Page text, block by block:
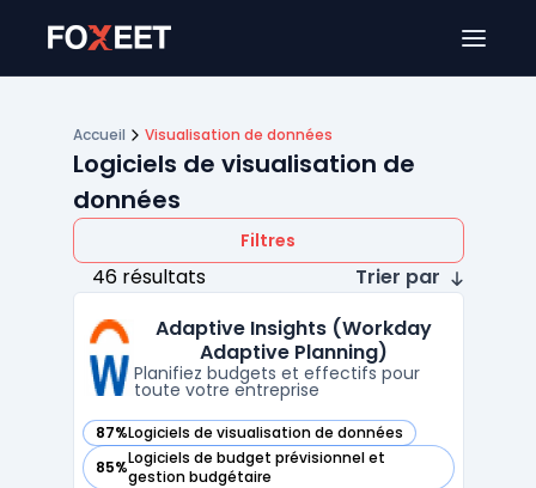
Accueil Visualisation de données
Logiciels de visualisation de
données
Filtres
46 résultats
Trier par
Adaptive Insights (Workday
Adaptive Planning)
Planifiez budgets et effectifs pour
toute votre entreprise
87%Logiciels de visualisation de données
— voir Adaptive Insights (Workday Adaptive Planning)
85%Logiciels de budget prévisionnel et
gestion budgétaire
— voir Adaptive Insights (Workday Adaptive Planning)